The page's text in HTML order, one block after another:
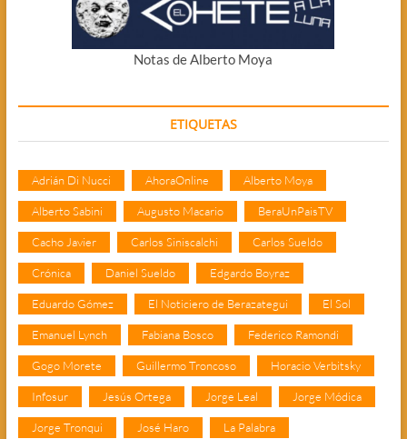
Notas de Alberto Moya
ETIQUETAS
Adrián Di Nucci AhoraOnline Alberto Moya
Alberto Sabini Augusto Macario BeraUnPaisTV
Cacho Javier Carlos Siniscalchi Carlos Sueldo
Crónica Daniel Sueldo Edgardo Boyraz
Eduardo Gómez El Noticiero de Berazategui El Sol
Emanuel Lynch Fabiana Bosco Federico Ramondi
Gogo Morete Guillermo Troncoso Horacio Verbitsky
Infosur Jesús Ortega Jorge Leal Jorge Módica
Jorge Tronqui José Haro La Palabra